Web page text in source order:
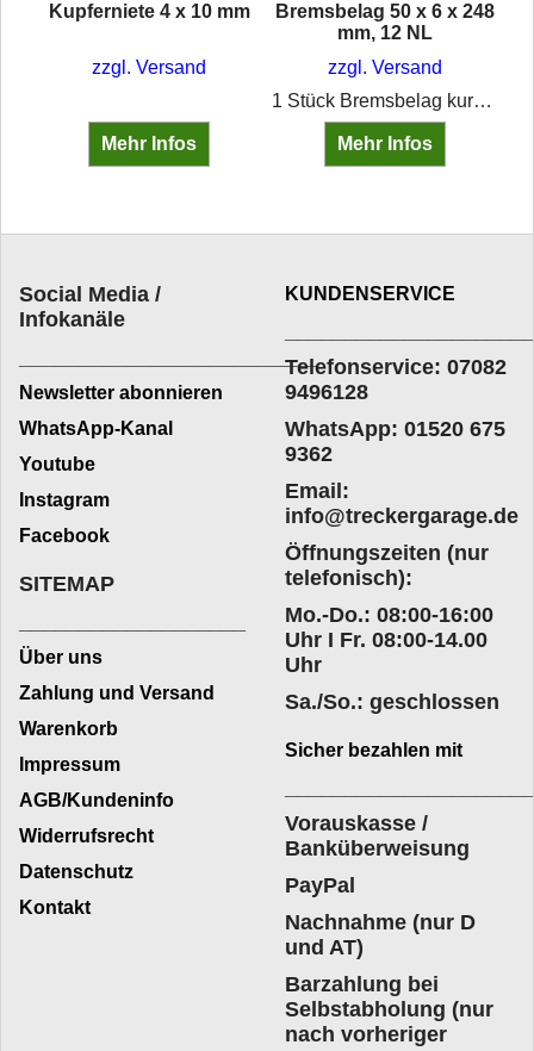
Kupferniete 4 x 10 mm
zzgl. Versand
Mehr Infos
Bremsbelag 50 x 6 x 248
mm, 12 NL
zzgl. Versand
1 Stück Bremsbelag kurz50 x 6 x 235 mm für Bremstrommel 300 mm 12 Löcher Für Nieten 5x10 mm (müssen separat bestellt werden) Pro Achse werden zwei lange und zwei kurze (je nach Ausführung 235 oder 330 mm)Bremsbeläge benötigt - bitte nachmessen
Mehr Infos
Social Media /
Infokanäle
_________________________
Newsletter abonnieren
WhatsApp-Kanal
Youtube
Instagram
Facebook
KUNDENSERVICE
Telefonservice: 07082
9496128
WhatsApp: 01520 675
9362
Email:
info@treckergarage.de
Öffnungszeiten (nur
telefonisch):
Mo.-Do.: 08:00-16:00
Uhr I Fr. 08:00-14.00
Uhr
Sa./So.: geschlossen
SITEMAP
Über uns
Zahlung und Versand
Warenkorb
Impressum
AGB/Kundeninfo
Widerrufsrecht
Datenschutz
Kontakt
Sicher bezahlen mit
Vorauskasse /
Banküberweisung
PayPal
Nachnahme (nur D
und AT)
Barzahlung bei
Selbstabholung (nur
nach vorheriger